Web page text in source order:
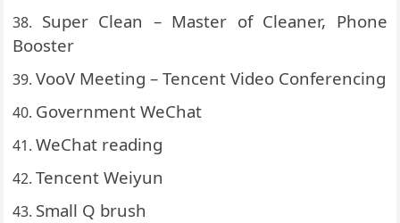
Super Clean – Master of Cleaner, Phone
Booster
VooV Meeting – Tencent Video Conferencing
Government WeChat
WeChat reading
Tencent Weiyun
Small Q brush